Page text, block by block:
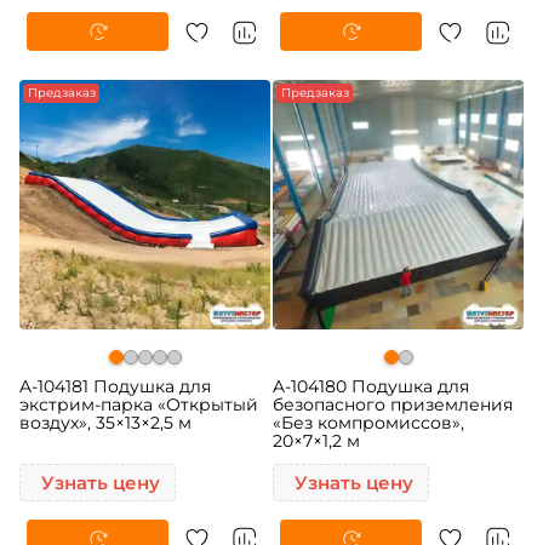
Предзаказ
A-104181 Подушка для
экстрим-парка «Открытый
воздух», 35×13×2,5 м
Узнать цену
Предзаказ
A-104180 Подушка для
безопасного приземления
«Без компромиссов»,
20×7×1,2 м
Узнать цену